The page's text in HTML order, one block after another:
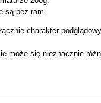
są bez ram
charakter
może się nieznacznie